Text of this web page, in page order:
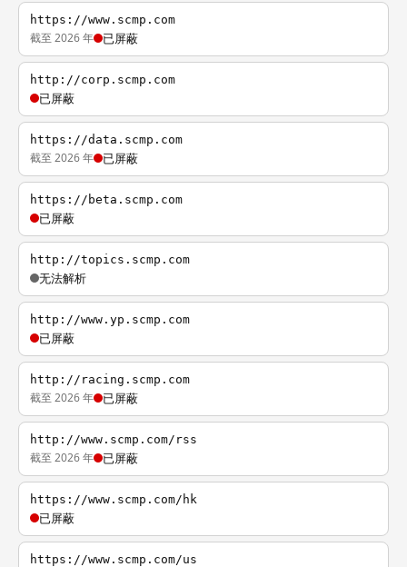
https://www.scmp.com
截至 2026 年 已屏蔽
http://corp.scmp.com
已屏蔽
https://data.scmp.com
截至 2026 年 已屏蔽
https://beta.scmp.com
已屏蔽
http://topics.scmp.com
无法解析
http://www.yp.scmp.com
已屏蔽
http://racing.scmp.com
截至 2026 年 已屏蔽
http://www.scmp.com/rss
截至 2026 年 已屏蔽
https://www.scmp.com/hk
已屏蔽
https://www.scmp.com/us